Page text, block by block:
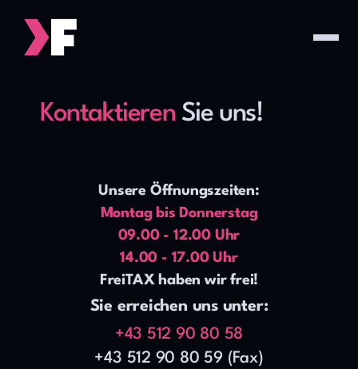
Kontaktieren Sie uns!
Unsere Öffnungszeiten:
Montag bis Donnerstag
09.00 - 12.00 Uhr
14.00 - 17.00 Uhr
FreiTAX haben wir frei!
Sie erreichen uns unter:
+43 512 90 80 58
+43 512 90 80 59 (Fax)